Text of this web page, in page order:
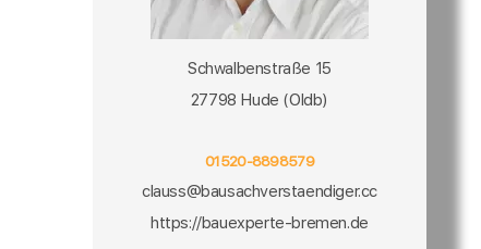
Schwalbenstraße 15
27798 Hude (Oldb)
01520-8898579
clauss@bausachverstaendiger.cc
https://bauexperte-bremen.de